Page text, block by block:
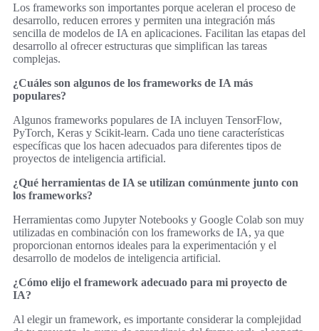
Los frameworks son importantes porque aceleran el proceso de
desarrollo, reducen errores y permiten una integración más
sencilla de modelos de IA en aplicaciones. Facilitan las etapas del
desarrollo al ofrecer estructuras que simplifican las tareas
complejas.
¿Cuáles son algunos de los frameworks de IA más
populares?
Algunos frameworks populares de IA incluyen TensorFlow,
PyTorch, Keras y Scikit-learn. Cada uno tiene características
específicas que los hacen adecuados para diferentes tipos de
proyectos de inteligencia artificial.
¿Qué herramientas de IA se utilizan comúnmente junto con
los frameworks?
Herramientas como Jupyter Notebooks y Google Colab son muy
utilizadas en combinación con los frameworks de IA, ya que
proporcionan entornos ideales para la experimentación y el
desarrollo de modelos de inteligencia artificial.
¿Cómo elijo el framework adecuado para mi proyecto de
IA?
Al elegir un framework, es importante considerar la complejidad